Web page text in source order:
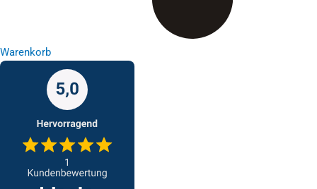
Warenkorb